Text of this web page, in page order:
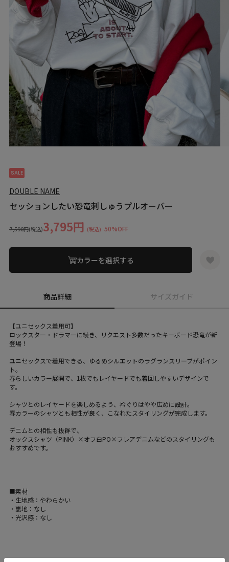
SALE
DOUBLE NAME
セッションしたい恐竜刺しゅうプルオーバー
7,590円(税込)3,795円 (税込) 50%OFF
カラーを選択する
商品詳細 サイズガイド
【ユニセックス着用可】
ロックスター・ドラマーに続き、リクエスト多数だったキーボード恐竜が新
登場！
ユニセックスで着用できる、ゆるめシルエットのラグランスリーブがポイン
ト。
春らしいカラー展開で、1枚でもレイヤードでも着回しやすいデザインで
す。
シャツとのレイヤードを楽しめるよう、衿ぐりはやや広めに設計。
春カラーのシャツとも相性が良く、こなれたスタイリングが完成します。
デニムとの相性も抜群で、
オックスシャツ（PINK）×オフ白PO×フレアデニムなどのスタイリングも
おすすめです。
■素材
・生地感：やわらかい
・裏地：なし
・光沢感：なし